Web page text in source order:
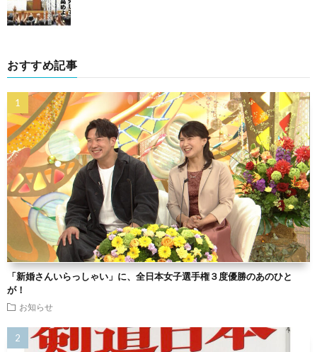
おすすめ記事
「新婚さんいらっしゃい」に、全日本女子選手権３度優勝のあのひと
が！
お知らせ